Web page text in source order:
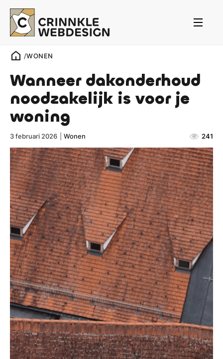
/WONEN
Wanneer dakonderhoud
noodzakelijk is voor je
woning
3 februari 2026 Wonen 241